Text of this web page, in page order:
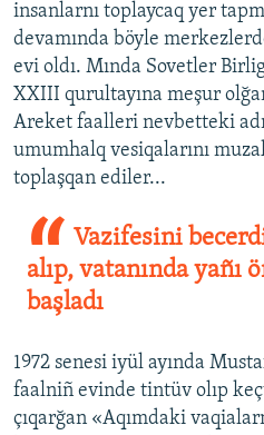
insanlarnı toplaycaq yer
devamında böyle
evi oldı. Mında Sovetler
XXIII qurultayına meşur
Areket faalleri nevbetteki
umumhalq vesiqalarını
toplaşqan ediler...
Vazifesini
alıp, vatanında yañı
başladı
1972 senesi iyül ayında
faalniñ evinde tintüv olıp
çıqarğan «Aqımdaki